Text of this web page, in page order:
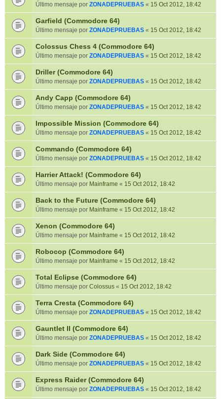
Último mensaje por ZONADEPRUEBAS « 15 Oct 2012, 18:42
Garfield (Commodore 64)
Último mensaje por ZONADEPRUEBAS « 15 Oct 2012, 18:42
Colossus Chess 4 (Commodore 64)
Último mensaje por ZONADEPRUEBAS « 15 Oct 2012, 18:42
Driller (Commodore 64)
Último mensaje por ZONADEPRUEBAS « 15 Oct 2012, 18:42
Andy Capp (Commodore 64)
Último mensaje por ZONADEPRUEBAS « 15 Oct 2012, 18:42
Impossible Mission (Commodore 64)
Último mensaje por ZONADEPRUEBAS « 15 Oct 2012, 18:42
Commando (Commodore 64)
Último mensaje por ZONADEPRUEBAS « 15 Oct 2012, 18:42
Harrier Attack! (Commodore 64)
Último mensaje por Mainframe « 15 Oct 2012, 18:42
Back to the Future (Commodore 64)
Último mensaje por Mainframe « 15 Oct 2012, 18:42
Xenon (Commodore 64)
Último mensaje por Mainframe « 15 Oct 2012, 18:42
Robocop (Commodore 64)
Último mensaje por Mainframe « 15 Oct 2012, 18:42
Total Eclipse (Commodore 64)
Último mensaje por Colossus « 15 Oct 2012, 18:42
Terra Cresta (Commodore 64)
Último mensaje por ZONADEPRUEBAS « 15 Oct 2012, 18:42
Gauntlet II (Commodore 64)
Último mensaje por ZONADEPRUEBAS « 15 Oct 2012, 18:42
Dark Side (Commodore 64)
Último mensaje por ZONADEPRUEBAS « 15 Oct 2012, 18:42
Express Raider (Commodore 64)
Último mensaje por ZONADEPRUEBAS « 15 Oct 2012, 18:42